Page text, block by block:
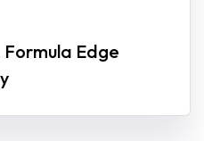
Formula Edge